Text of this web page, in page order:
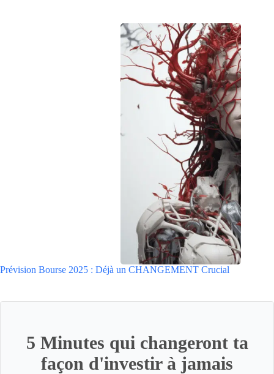
Prévision Bourse 2025 : Déjà un CHANGEMENT Crucial
5 Minutes qui changeront ta
façon d'investir à jamais